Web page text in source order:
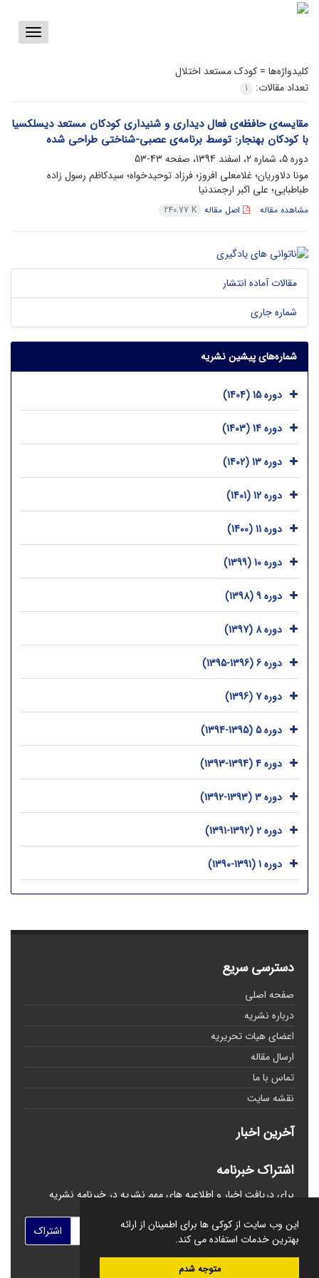
این وب سایت از کوکی ها برای اطمینان از ارائه
بهترین خدمات استفاده می کند.
متوجه شدم
Toggle
کلیدواژه‌ها = کودک مستعد اختلال
تعداد مقالات:
1
مقایسه‌ی حافظه‌ی فعال دیداری و شنیداری کودکان مستعد دیسلکسیا
با کودکان بهنجار: توسط برنامه‌ی عصبی-شناختی طراحی شده
دوره 5، شماره 2، اسفند 1394، صفحه
43-53
مونا دلاوریان؛ غلامعلی افروز؛ فرزاد توحیدخواه؛ سیدکاظم رسول زاده
طباطبایی؛ علی اکبر ارجمندنیا
مشاهده مقاله اصل مقاله 240.77 K
مقالات آماده انتشار
شماره جاری
شماره‌های پیشین نشریه
دوره 15 (1404)
دوره 14 (1403)
دوره 13 (1402)
دوره 12 (1401)
دوره 11 (1400)
دوره 10 (1399)
دوره 9 (1398)
دوره 8 (1397)
دوره 6 (1396-1395)
دوره 7 (1396)
دوره 5 (1395-1394)
دوره 4 (1394-1393)
دوره 3 (1393-1392)
دوره 2 (1392-1391)
دوره 1 (1391-1390)
دسترسی سریع
صفحه اصلی
درباره نشریه
اعضای هیات تحریریه
ارسال مقاله
تماس با ما
نقشه سایت
آخرین اخبار
اشتراک خبرنامه
برای دریافت اخبار و اطلاعیه های مهم نشریه در خبرنامه نشریه
اشتراک